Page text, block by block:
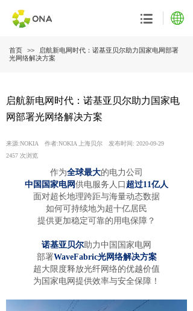
首页 >>
启航新电网时代：诺基亚贝尔助力国家电网部署
光网络解决方案
启航新电网时代：诺基亚贝尔助力国家电
网部署光网络解决方案
来源:NOKIA 作者:NOKIA 上海贝尔 发布时间: 2020-09-29
2457 次浏览
作为全球最大的电力公司
中国国家电网供电服务人口 超过11亿人
面对超长地理跨距与海量动态数据
如何可持续地为超十亿居民
提供更加稳定可靠的用电保障？
诺基亚贝尔助力中国国家电网
部署WaveFabric光网络解决方案
超大限度释放光纤网络的优越价值
为国家电网提供效率与安全保障！